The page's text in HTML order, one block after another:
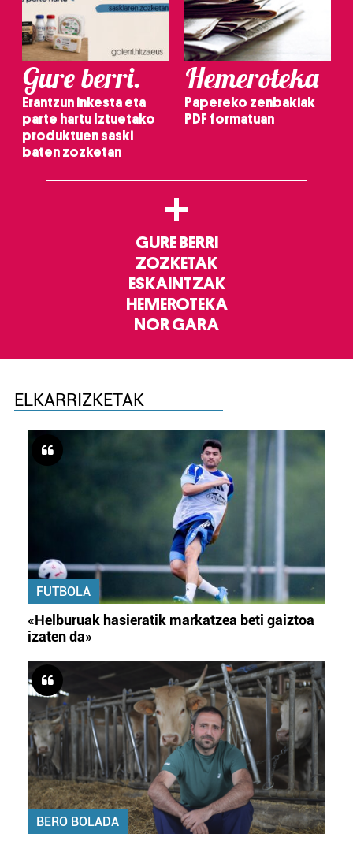
Gure berri.
Erantzun inkesta eta
parte hartu Iztuetako
produktuen saski
baten zozketan
Hemeroteka
Papereko zenbakiak
PDF formatuan
+
GURE BERRI
ZOZKETAK
ESKAINTZAK
HEMEROTEKA
NOR GARA
ELKARRIZKETAK
FUTBOLA
«Helburuak hasieratik markatzea beti gaiztoa
izaten da»
BERO BOLADA